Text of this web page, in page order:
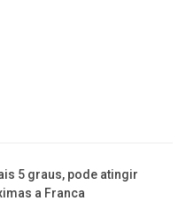
5 graus, pode atingir
a Franca